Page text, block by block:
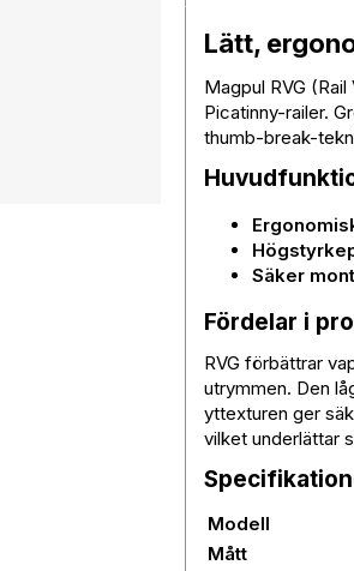
Lätt,
Magpul RVG
Picatinny-railer.
thumb-break-
Säker
Fördelar i
RVG förbättrar
utrymmen. Den
yttexturen ger
vilket underlättar
Modell
Mått